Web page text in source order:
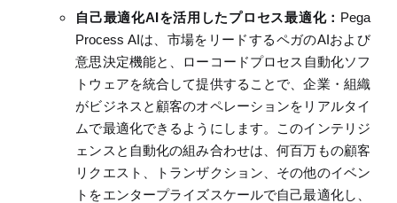
自己最適化AI を活用したプロセス最適化： Pega
Process AI は、市場をリードするペガのAI および
意思決定機能と、ローコードプロセス 自動化ソフ
トウェアを統合して提供することで、企業・ 組織
がビジネスと顧客のオペレーションをリアルタイ
ムで最適化できるようにします。
このインテリジ
ェンスと自動化の組み合わせは 、何百万もの顧客
リクエスト、トランザクション、その他のイベン
トをエンタープライズスケールで自己最適化し、